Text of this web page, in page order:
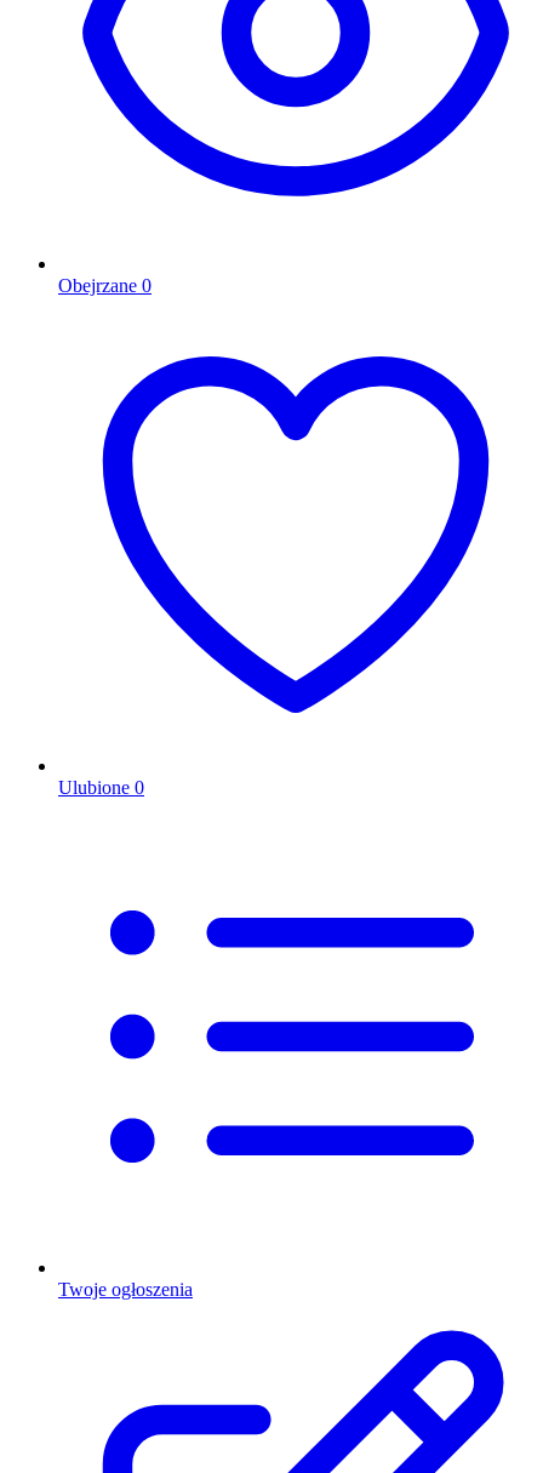
Obejrzane 0
Ulubione 0
Twoje ogłoszenia